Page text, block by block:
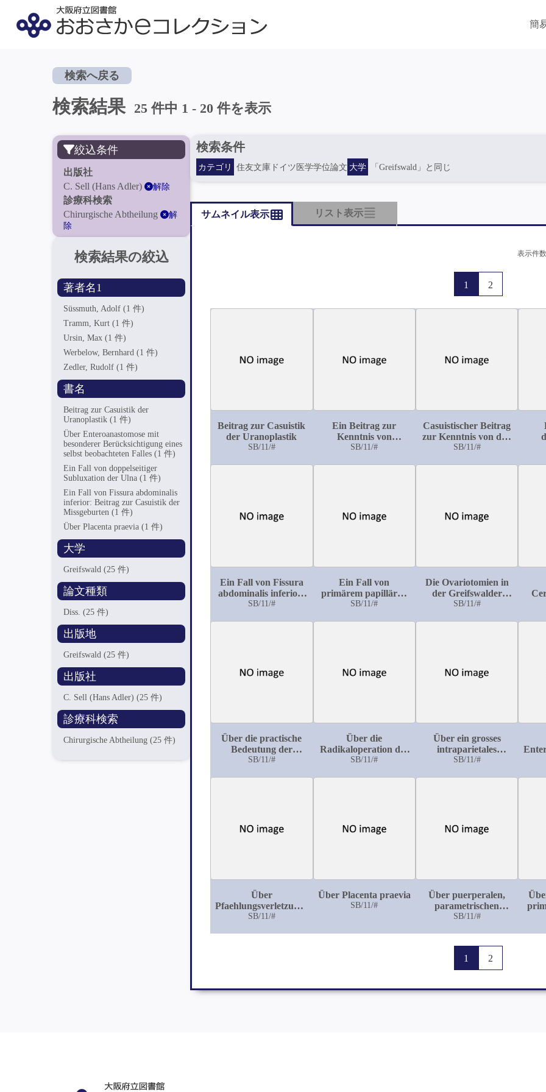
簡
検索へ戻る
検索結果 25 件中 1 - 20 件を表示
絞込条件
出版社
C. Sell (Hans Adler)
解除
診療科検索
Chirurgische Abtheilung
解
除
検索結果の絞込
著者名1
Süssmuth, Adolf(1 件)
Tramm, Kurt(1 件)
Ursin, Max(1 件)
Werbelow, Bernhard(1 件)
Zedler, Rudolf(1 件)
書名
Beitrag zur Casuistik der
Uranoplastik(1 件)
Über Enteroanastomose mit
besonderer Berücksichtigung eines
selbst beobachteten Falles(1 件)
Ein Fall von doppelseitiger
Subluxation der Ulna(1 件)
Ein Fall von Fissura abdominalis
inferior: Beitrag zur Casuistik der
Missgeburten(1 件)
Über Placenta praevia(1 件)
大学
Greifswald(25 件)
論文種類
Diss.(25 件)
出版地
Greifswald(25 件)
出版社
C. Sell (Hans Adler)(25 件)
診療科検索
Chirurgische Abtheilung(25 件)
検索条件
カテゴリ 住友文庫ドイツ医学学位論文 大学 「Greifswald」と同じ
サムネイル表示 リスト表示
表示件数
1 2
Beitrag zur Casuistik
der Uranoplastik
SB/11/#
Ein Beitrag zur
Kenntnis von
Wirbelsäulenverkrümmungen:
SB/11/#
Casuistischer Beitrag
zur Kenntnis von den
nach Nekrose an der
SB/11/#
Ein Fall von Fissura
abdominalis inferior:
Beitrag zur Casuistik
SB/11/#
Ein Fall von
primärem papillären
Endotheliom der
SB/11/#
Die Ovariotomien in
der Greifswalder
geburtshülflich-
SB/11/#
Über die practische
Bedeutung der
Muskelinterposition
SB/11/#
Über die
Radikaloperation der
Unterleibsbrüche
an 168 Patienten
ausgeführten
SB/11/#
Über ein grosses
intraparietales
Uterussarkom
SB/11/#
Über
Pfaehlungsverletzungen
von der Dammgegend
SB/11/#
Über Placenta praevia
SB/11/#
Über puerperalen,
parametrischen
Abscess mit
Anschluss an einen
beobachteten Fall
SB/11/#
1 2